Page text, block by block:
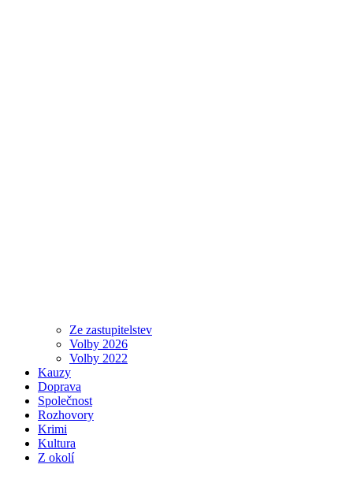
Ze zastupitelstev
Volby 2026
Volby 2022
Kauzy
Doprava
Společnost
Rozhovory
Krimi
Kultura
Z okolí